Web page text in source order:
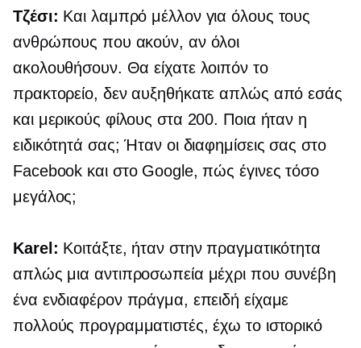
Τζέσι: Και λαμπρό μέλλον για όλους τους
ανθρώπους που ακούν, αν όλοι
ακολουθήσουν. Θα είχατε λοιπόν το
πρακτορείο, δεν αυξηθήκατε απλώς από εσάς
και μερικούς φίλους στα 200. Ποια ήταν η
ειδικότητά σας; Ήταν οι διαφημίσεις σας στο
Facebook και στο Google, πώς έγινες τόσο
μεγάλος;
Karel: Κοιτάξτε, ήταν στην πραγματικότητα
απλώς μια αντιπροσωπεία μέχρι που συνέβη
ένα ενδιαφέρον πράγμα, επειδή είχαμε
πολλούς προγραμματιστές, έχω το ιστορικό